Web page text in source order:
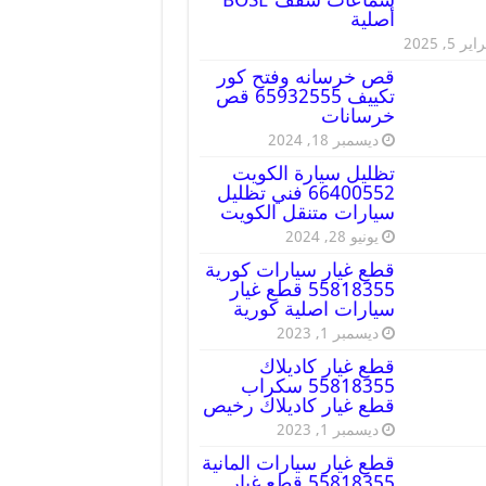
أصلية
5, 2025
قص خرسانه وفتح كور
تكييف 65932555 قص
خرسانات
ديسمبر 18, 2024
تظليل سيارة الكويت
66400552 فني تظليل
سيارات متنقل الكويت
يونيو 28, 2024
قطع غيار سيارات كورية
55818355 قطع غيار
سيارات اصلية كورية
ديسمبر 1, 2023
قطع غيار كاديلاك
55818355 سكراب
قطع غيار كاديلاك رخيص
ديسمبر 1, 2023
قطع غيار سيارات المانية